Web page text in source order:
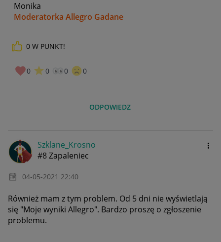
Monika
Moderatorka Allegro Gadane
0 W PUNKT!
0 0 0 0
ODPOWIEDZ
Szklane_Krosno
#8 Zapaleniec
‎04-05-2021 22:40
Również mam z tym problem. Od 5 dni nie wyświetlają
się "Moje wyniki Allegro". Bardzo proszę o zgłoszenie
problemu.